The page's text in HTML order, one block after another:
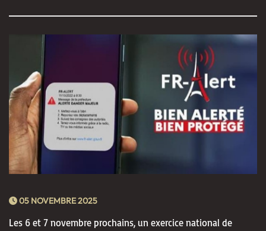
05 NOVEMBRE 2025
Les 6 et 7 novembre prochains, un exercice national de